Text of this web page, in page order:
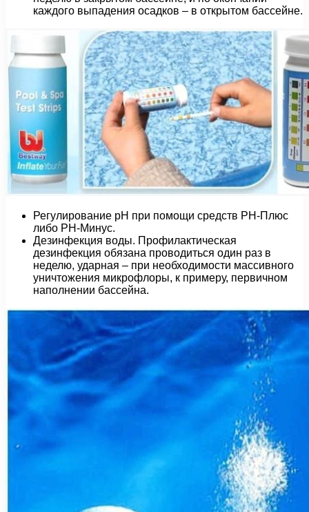
каждого выпадения осадков – в открытом бассейне.
Регулирование рН при помощи средств РН-Плюс
либо РН-Минус.
Дезинфекция воды. Профилактическая
дезинфекция обязана проводиться один раз в
неделю, ударная – при необходимости массивного
уничтожения микрофлоры, к примеру, первичном
наполнении бассейна.